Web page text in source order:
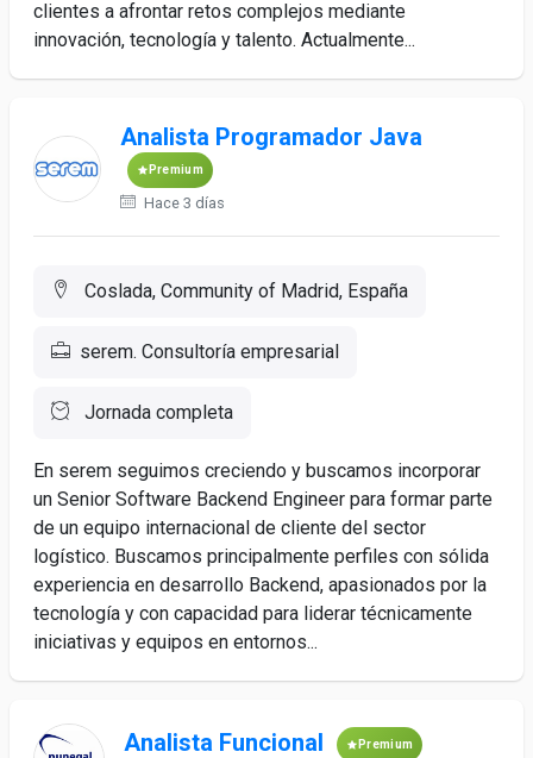
clientes a afrontar retos complejos mediante
innovación, tecnología y talento. Actualmente...
Analista Programador Java
Premium
Hace 3 días
Coslada, Community of Madrid, España
serem. Consultoría empresarial
Jornada completa
En serem seguimos creciendo y buscamos incorporar
un Senior Software Backend Engineer para formar parte
de un equipo internacional de cliente del sector
logístico. Buscamos principalmente perfiles con sólida
experiencia en desarrollo Backend, apasionados por la
tecnología y con capacidad para liderar técnicamente
iniciativas y equipos en entornos...
Analista Funcional Premium